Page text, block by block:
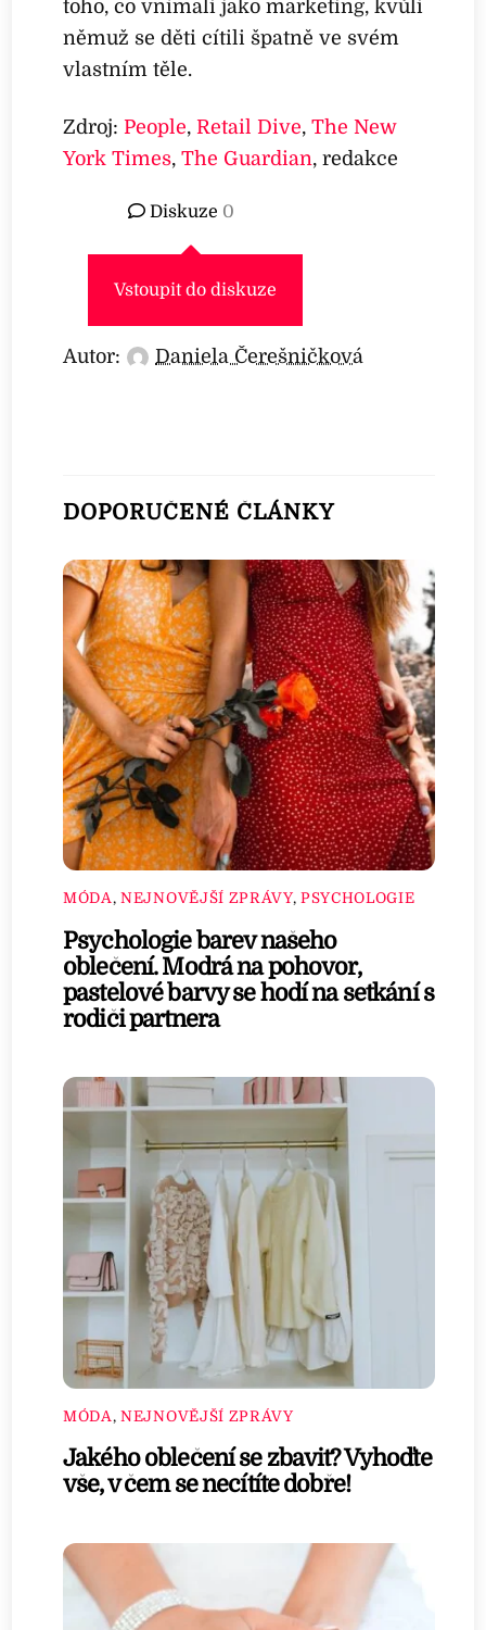
toho, co vnímali jako marketing, kvůli
němuž se děti cítili špatně ve svém
vlastním těle.
Zdroj:People,Retail Dive,The New
York Times,The Guardian, redakce
Diskuze 0
Vstoupit do diskuze
Autor: Daniela Čerešničková
DOPORUČENÉ ČLÁNKY
MÓDA ,NEJNOVĚJŠÍ ZPRÁVY, PSYCHOLOGIE
Psychologie barev našeho
oblečení. Modrá na pohovor,
pastelové barvy se hodí na setkání s
rodiči partnera
MÓDA ,NEJNOVĚJŠÍ ZPRÁVY
Jakého oblečení se zbavit? Vyhoďte
vše, v čem se necítíte dobře!